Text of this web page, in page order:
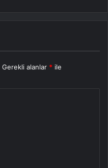
Gerekli alanlar * ile